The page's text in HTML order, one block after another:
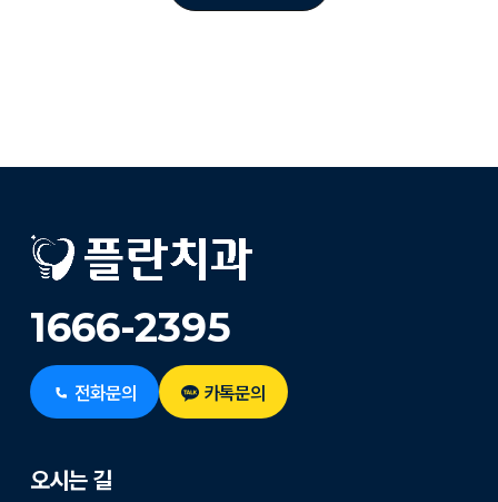
1666-2395
전화문의 카톡문의
오시는 길